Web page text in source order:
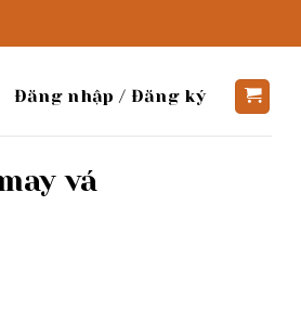
Đăng nhập / Đăng ký
vá